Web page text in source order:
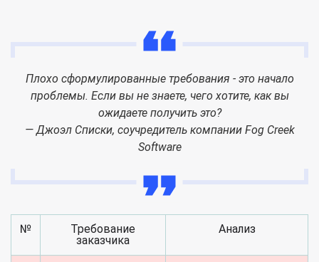
Плохо сформулированные требования - это начало
проблемы. Если вы не знаете, чего хотите, как вы
ожидаете получить это?
— Джоэл Списки, соучредитель компании Fog Creek
Software
№
Требование
заказчика
Анализ